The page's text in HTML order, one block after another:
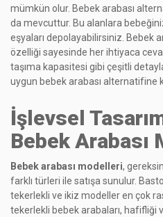
mümkün olur. Bebek arabası
da mevcuttur. Bu alanlara
eşyaları depolayabilirsiniz. Bebek
özelliği sayesinde her ihtiyaca
taşıma kapasitesi gibi çeşitli
uygun bebek arabası alternatifine
İşlevsel
Bebek Arabası
Bebek arabası modelleri,
farklı türleri ile satışa sunulur.
tekerlekli ve ikiz modeller en çok
tekerlekli bebek arabaları, hafifliği